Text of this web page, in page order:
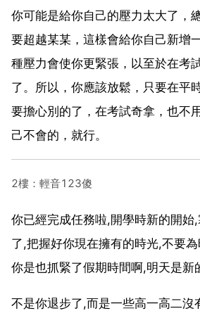
你可能是給你自己的壓力太大了，
要超越某某，這樣會給你自己新增
種壓力會使你更緊張，以至於在考
了。所以，你應該放鬆，只要在平
要擔心別的了，在考試奇拿，也不
己不會的，就行。
2樓：輕音123傻
你已經完成任務啦,開學時新的開始
了,把握好你現在擁有的時光,不要
你是也抓緊了假期時間啊,明天是新
不是你退步了,而是一些高一高二沒